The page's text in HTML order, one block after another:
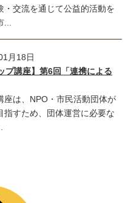
・交流を通じて公益的活動を
月18日
プ講座】第6回「連携による
は、NPO・市民活動団体が
指すため、団体運営に必要な